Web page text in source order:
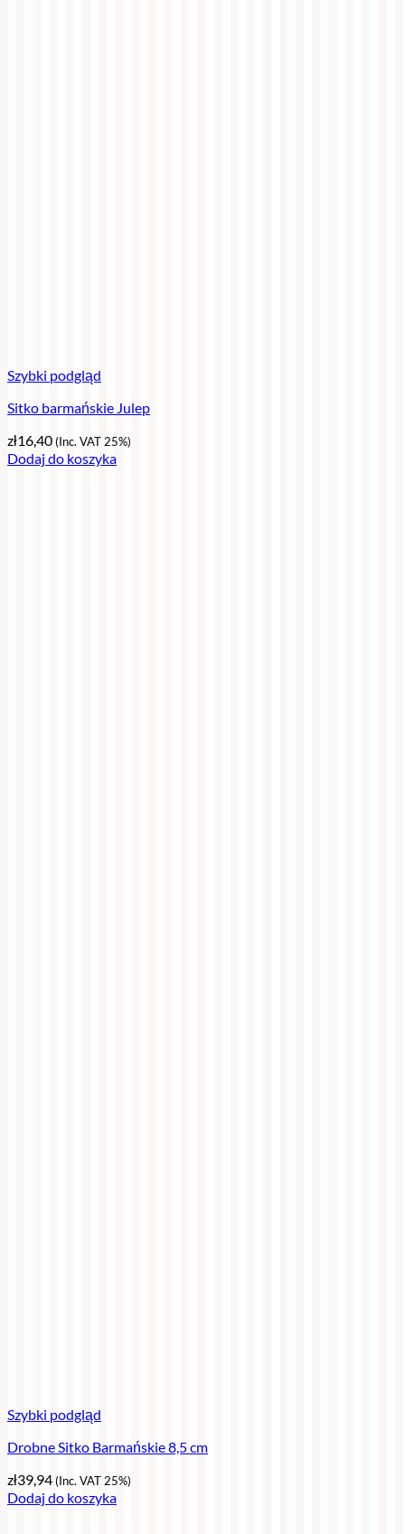
Szybki podgląd
Sitko barmańskie Julep
zł16,40(Inc. VAT 25%)
Dodaj do koszyka
Szybki podgląd
Drobne Sitko Barmańskie 8,5 cm
zł39,94(Inc. VAT 25%)
Dodaj do koszyka